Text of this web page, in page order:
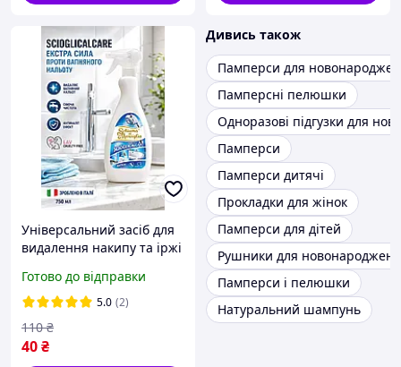
Універсальний засіб для
видалення накипу та іржі
Scioglicalcare 750 мл
Готово до відправки
5.0 (2)
40₴
110 ₴
Дивись також
Памперси для
Памперсні пелюшки
Одноразові підгузки для
Памперси
Памперси дитячі
Прокладки для жінок
Памперси для дітей
Рушники для
Памперси і пелюшки
Натуральний шампунь